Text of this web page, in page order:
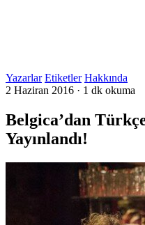
Yazarlar Etiketler Hakkında
2 Haziran 2016 · 1 dk okuma
Belgica’dan
Yayınlandı!